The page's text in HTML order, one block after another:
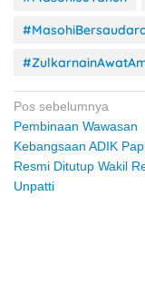
Navigasi
pos
Pos sebelumnya
Pembinaan Wawasan
Kebangsaan ADIK
Resmi Ditutup Wakil
Unpatti